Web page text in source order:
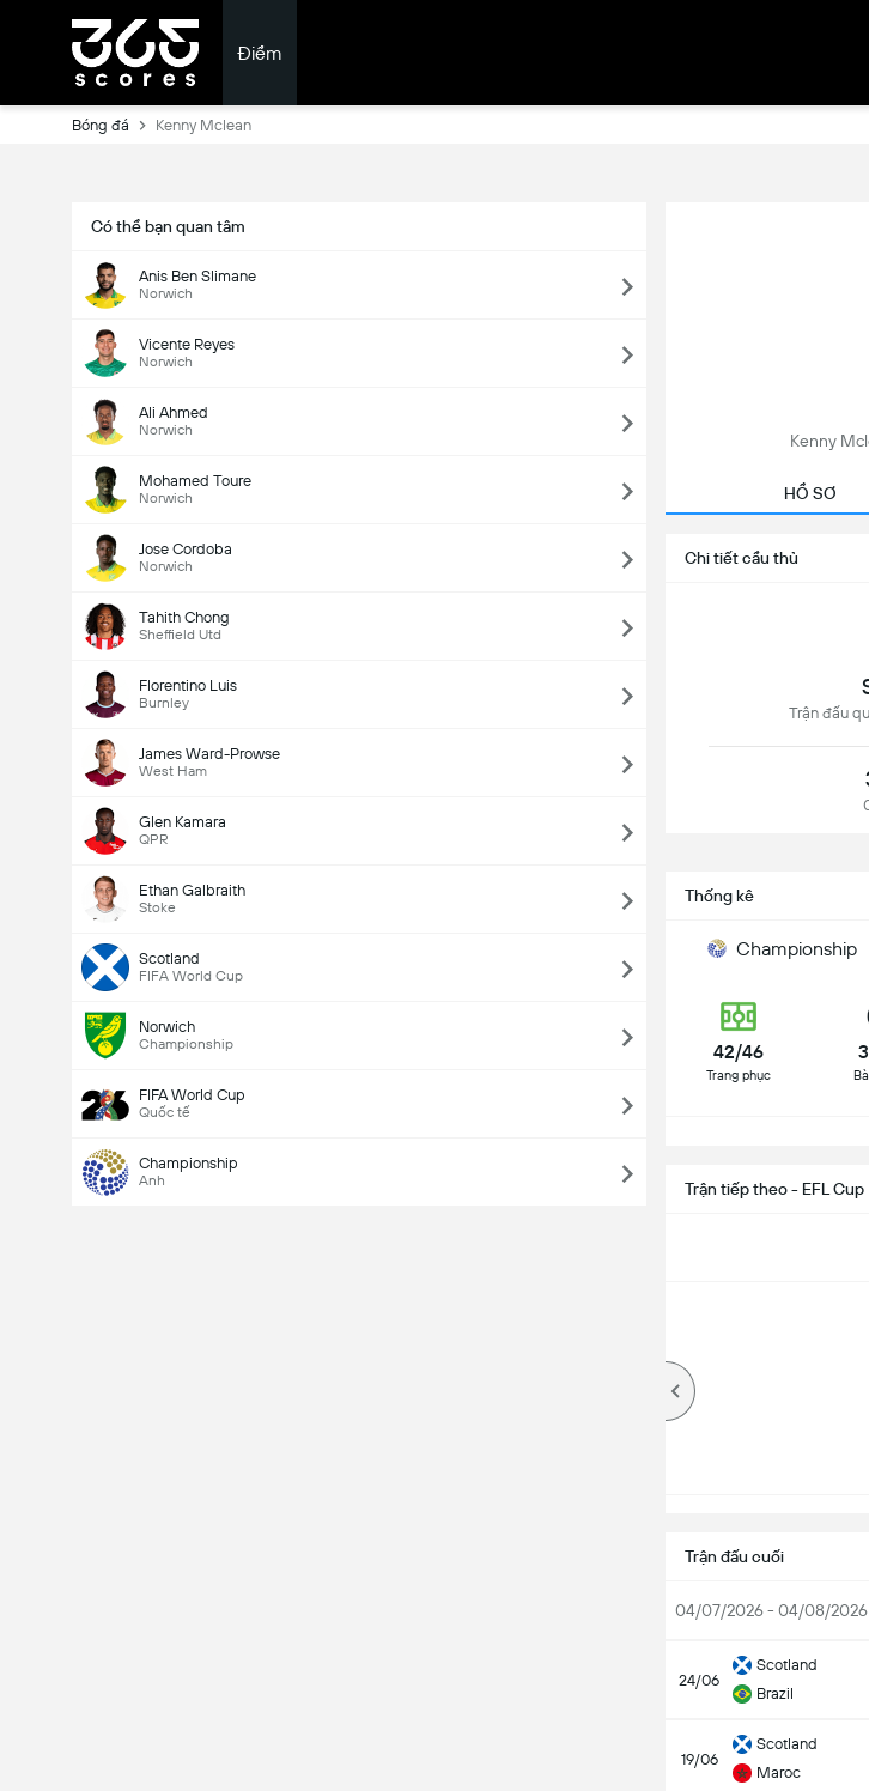
Điểm
Bóng đá Kenny Mclean
Có thể bạn quan tâm
Anis Ben Slimane
Norwich
Vicente Reyes
Norwich
Ali Ahmed
Norwich
Mohamed Toure
Norwich
Jose Cordoba
Norwich
Tahith Chong
Sheffield Utd
Florentino Luis
Burnley
James Ward-Prowse
West Ham
Glen Kamara
QPR
Ethan Galbraith
Stoke
Scotland
FIFA World Cup
Norwich
Championship
FIFA World Cup
Quốc tế
Championship
Anh
Kenny
HỒ SƠ
Chi tiết cầu thủ
Trận đấu
Thống kê
Championship
42/46
Trang phục
Trận tiếp theo - EFL Cup
Trận đấu cuối
04/07/2026 - 04/08/2026
24/06
Scotland
Brazil
19/06
Scotland
Maroc